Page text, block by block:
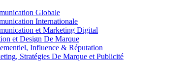
Globale
Internationale
et Marketing Digital
et Design De Marque
Influence & Réputation
Stratégies De Marque et Publicité